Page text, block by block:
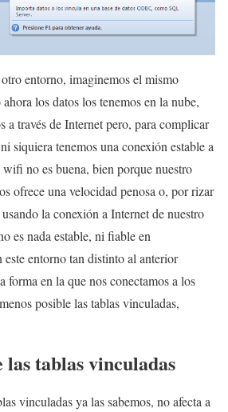
entorno, imaginemos el mismo
los datos los tenemos en la nube,
a través de Internet pero, para complicar
siquiera tenemos una conexión estable a
no es buena, bien porque nuestro
ofrece una velocidad penosa o, por rizar
la conexión a Internet de nuestro
es nada estable, ni fiable en
este entorno tan distinto al anterior
forma en la que nos conectamos a los
posible las tablas vinculadas,
las tablas vinculadas
vinculadas ya las sabemos, no afecta a